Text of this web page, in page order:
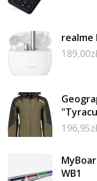
realme
189,00zł
196,95zł
WB1